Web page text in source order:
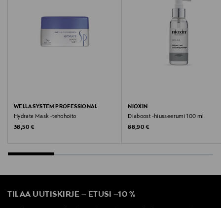
info@fourreasons.fi
WELLA SYSTEM PROFESSIONAL
Hydrate Mask -tehohoito
Original Price
38,50 €
NIOXIN
Diaboost -hiusseerumi 100 ml
Original Price
88,90 €
TILAA UUTISKIRJE – ETUSI –10 %